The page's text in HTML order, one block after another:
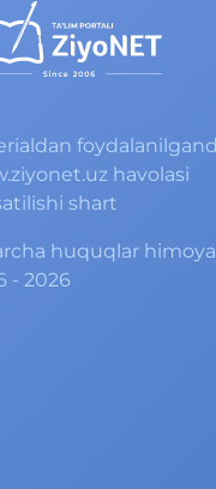
havolasi
shart
huquqlar
- 2026